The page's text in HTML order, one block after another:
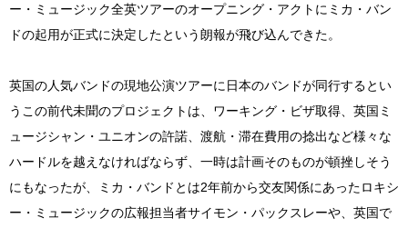
ー・ミュージック全英ツアーのオープニング・アクトにミカ・バン
ドの起用が正式に決定したという朗報が飛び込んできた。
英国の人気バンドの現地公演ツアーに日本のバンドが同行するとい
うこの前代未聞のプロジェクトは、ワーキング・ビザ取得、英国ミ
ュージシャン・ユニオンの許諾、渡航・滞在費用の捻出など様々な
ハードルを越えなければならず、一時は計画そのものが頓挫しそう
にもなったが、ミカ・バンドとは2年前から交友関係にあったロキシ
ー・ミュージックの広報担当者サイモン・パックスレーや、英国で